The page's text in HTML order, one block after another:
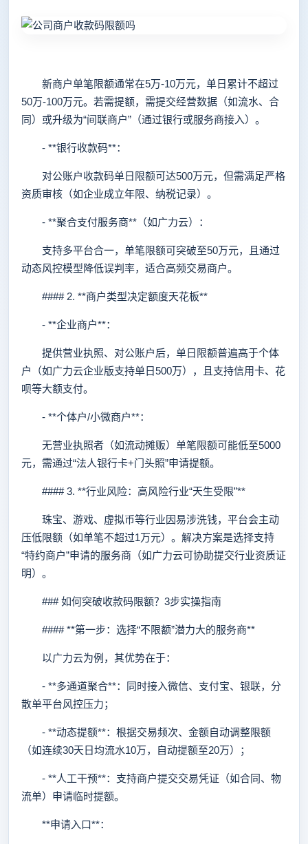
新商户单笔限额通常在5万-10万元，单日累计不超过
50万-100万元。若需提额，需提交经营数据（如流水、合
同）或升级为“间联商户”（通过银行或服务商接入）。
- **银行收款码**：
对公账户收款码单日限额可达500万元，但需满足严格
资质审核（如企业成立年限、纳税记录）。
- **聚合支付服务商**（如广力云）：
支持多平台合一，单笔限额可突破至50万元，且通过
动态风控模型降低误判率，适合高频交易商户。
#### 2. **商户类型决定额度天花板**
- **企业商户**：
提供营业执照、对公账户后，单日限额普遍高于个体
户（如广力云企业版支持单日500万），且支持信用卡、花
呗等大额支付。
- **个体户/小微商户**：
无营业执照者（如流动摊贩）单笔限额可能低至5000
元，需通过“法人银行卡+门头照”申请提额。
#### 3. **行业风险：高风险行业“天生受限”**
珠宝、游戏、虚拟币等行业因易涉洗钱，平台会主动
压低限额（如单笔不超过1万元）。解决方案是选择支持
“特约商户”申请的服务商（如广力云可协助提交行业资质证
明）。
### 如何突破收款码限额？3步实操指南
#### **第一步：选择“不限额”潜力大的服务商**
以广力云为例，其优势在于：
- **多通道聚合**：同时接入微信、支付宝、银联，分
散单平台风控压力；
- **动态提额**：根据交易频次、金额自动调整限额
（如连续30天日均流水10万，自动提额至20万）；
- **人工干预**：支持商户提交交易凭证（如合同、物
流单）申请临时提额。
**申请入口**：